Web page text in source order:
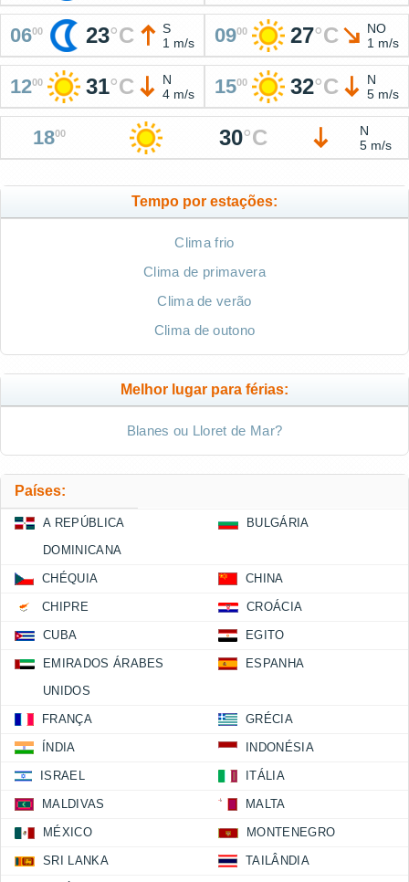
0600 23°C
S
1 m/s
0900 27°C
NO
1 m/s
1200 31°C
N
4 m/s
1500 32°C
N
5 m/s
1800 30°C
N
5 m/s
Tempo por estações:
Clima frio
Clima de primavera
Clima de verão
Clima de outono
Melhor lugar para férias:
Blanes ou Lloret de Mar?
Países:
A REPÚBLICA
DOMINICANA
BULGÁRIA
CHÉQUIA CHINA
CHIPRE CROÁCIA
CUBA EGITO
EMIRADOS ÁRABES
UNIDOS
ESPANHA
FRANÇA GRÉCIA
ÍNDIA INDONÉSIA
ISRAEL ITÁLIA
MALDIVAS MALTA
MÉXICO MONTENEGRO
SRI LANKA TAILÂNDIA